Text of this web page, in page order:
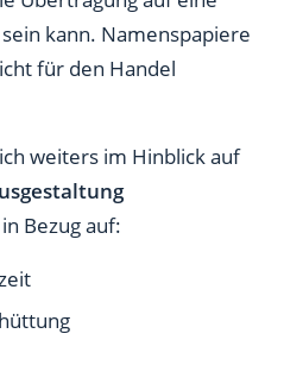
kann. Namenspapiere
für den Handel
weiters im Hinblick auf
Bezug auf: